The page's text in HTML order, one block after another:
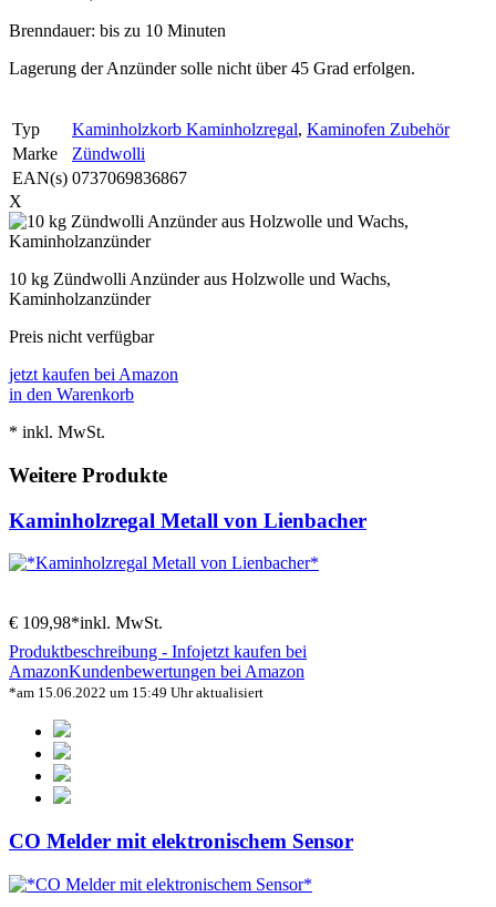
Brenndauer: bis zu 10 Minuten
Lagerung der Anzünder solle nicht über 45 Grad erfolgen.
Typ Kaminholzkorb Kaminholzregal, Kaminofen Zubehör
Marke
Zündwolli
EAN(s) 0737069836867
X
10 kg Zündwolli Anzünder aus Holzwolle und Wachs,
Kaminholzanzünder
Preis nicht verfügbar
jetzt kaufen bei Amazon
in den Warenkorb
* inkl. MwSt.
Weitere Produkte
Kaminholzregal Metall von Lienbacher
€ 109,98*inkl. MwSt.
Produktbeschreibung - Infojetzt kaufen bei
AmazonKundenbewertungen bei Amazon
*am 15.06.2022 um 15:49 Uhr aktualisiert
CO Melder mit elektronischem Sensor